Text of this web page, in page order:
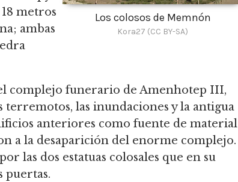
Los colosos de Memnón
Kora27 (CC BY-SA)
metros
ambas
complejo funerario de Amenhotep III,
terremotos, las inundaciones y la antigua
anteriores como fuente de material
a la desaparición del enorme complejo.
las dos estatuas colosales que en su
puertas.